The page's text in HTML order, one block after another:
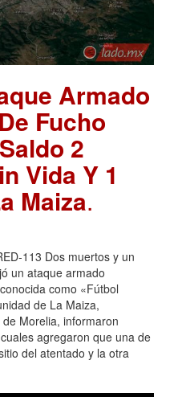
Armado
Fucho
2
Vida Y 1
Maiza.
113 Dos muertos y un
un ataque armado
como «Fútbol
de La Maiza,
Morelia, informaron
agregaron que una de
del atentado y la otra